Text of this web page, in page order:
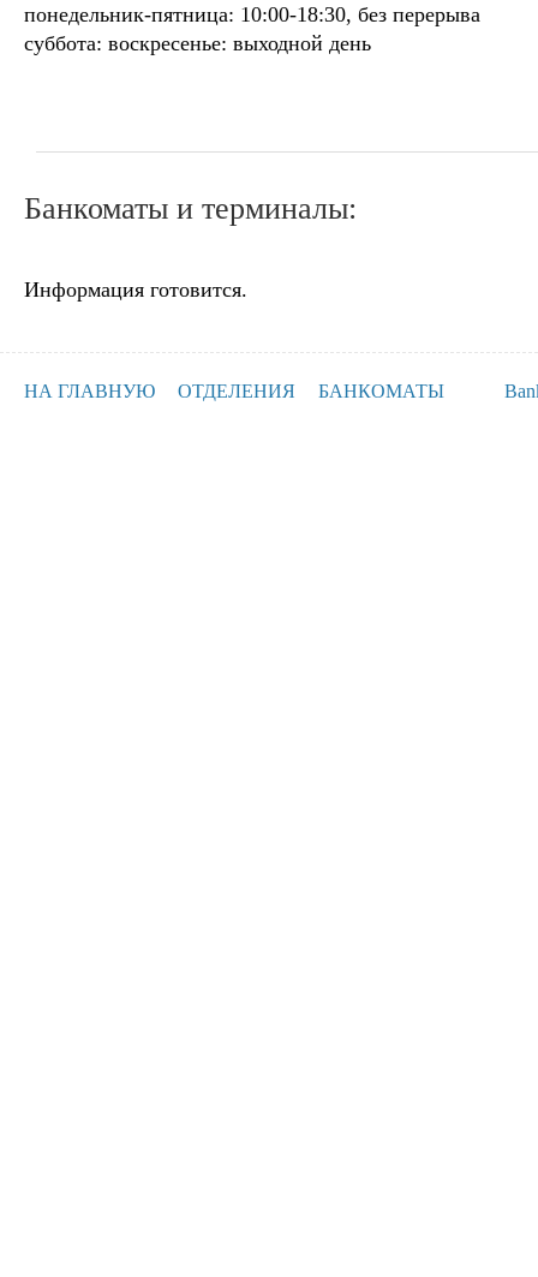
понедельник-пятница: 10:00-18:30, без перерыва
суббота: воскресенье: выходной день
Банкоматы и терминалы:
Информация готовится.
НА ГЛАВНУЮ ОТДЕЛЕНИЯ БАНКОМАТЫ